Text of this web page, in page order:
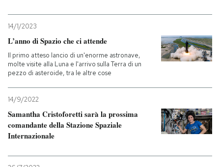
14/1/2023
L’anno di Spazio che ci attende
Il primo atteso lancio di un'enorme astronave,
molte visite alla Luna e l'arrivo sulla Terra di un
pezzo di asteroide, tra le altre cose
14/9/2022
Samantha Cristoforetti sarà la prossima
comandante della Stazione Spaziale
Internazionale